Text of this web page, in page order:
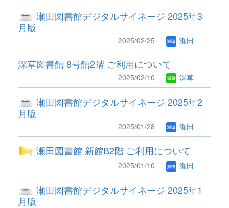
瀬田図書館デジタルサイネージ 2025年3
月版
2025/02/25 瀬田
深草図書館 8号館2階 ご利用について
2025/02/10 深草
瀬田図書館デジタルサイネージ 2025年2
月版
2025/01/28 瀬田
瀬田図書館 新館B2階 ご利用について
2025/01/10 瀬田
瀬田図書館デジタルサイネージ 2025年1
月版